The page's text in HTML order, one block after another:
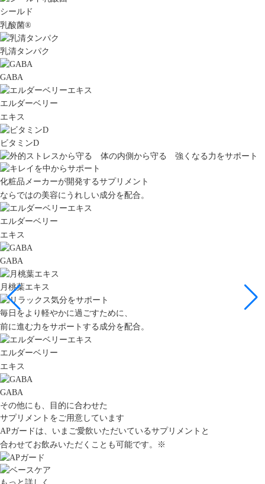
シールド
乳酸菌®
乳清タンパク
GABA
エルダーベリー
エキス
ビタミンD
化粧品メーカーが開発するサプリメント
ならではの美容にうれしい成分を配合。
エルダーベリー
エキス
GABA
月桃葉エキス
毎日をより軽やかに過ごすために、
前に進む力をサポートする成分を配合。
エルダーベリー
エキス
GABA
その他にも、目的に合わせた
サプリメントをご用意しています
APガードは、いまご愛飲いただいているサプリメントと
合わせてお飲みいただくことも可能です。
※